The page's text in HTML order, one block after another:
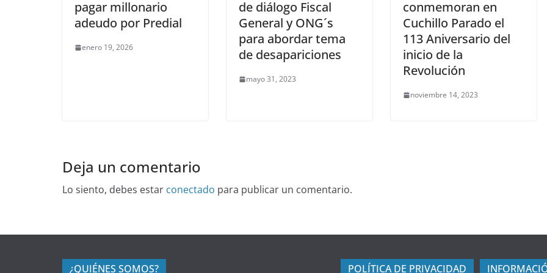
pagar millonario
adeudo por Predial
enero 19, 2026
de diálogo Fiscal
General y ONG´s
para abordar tema
de desapariciones
mayo 31, 2023
conmemoran en
Cuchillo Parado el
113 Aniversario del
inicio de la
Revolución
noviembre 14, 2023
Deja un comentario
Lo siento, debes estar conectado para publicar un comentario.
¿QUIÉNES SOMOS? POLÍTICA DE PRIVACIDAD